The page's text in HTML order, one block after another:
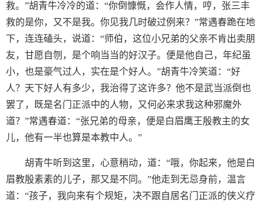
救。”胡青牛冷冷的道：“你倒慷慨，会作人情，哼，张三丰
救的是你，又不是我。你见我几时破过例来？”常遇春跪在地
下，连连磕头，说道：“师伯，这位小兄弟的父亲不肯出卖朋
友，甘愿自刎，是个响当当的好汉子。便是他自己，年纪虽
小，也是豪气过人，实在是个好人。”胡青牛冷笑道：“好
人？天下好人有多少，我治得了这许多？他不是武当派倒也
罢了，既是名门正派中的人物，又何必来求我这种邪魔外
道？”常遇春道：“张兄弟的母亲，便是白眉鹰王殷教主的女
儿，他有一半也算是本教中人。”
胡青牛听到这里，心意稍动，道：“哦，你起来，他是白
眉教殷素素的儿子，那又是不同。”他走到无忌身前，温言
道：“孩子，我向来有个规矩，决不跟自居名门正派的侠义疗